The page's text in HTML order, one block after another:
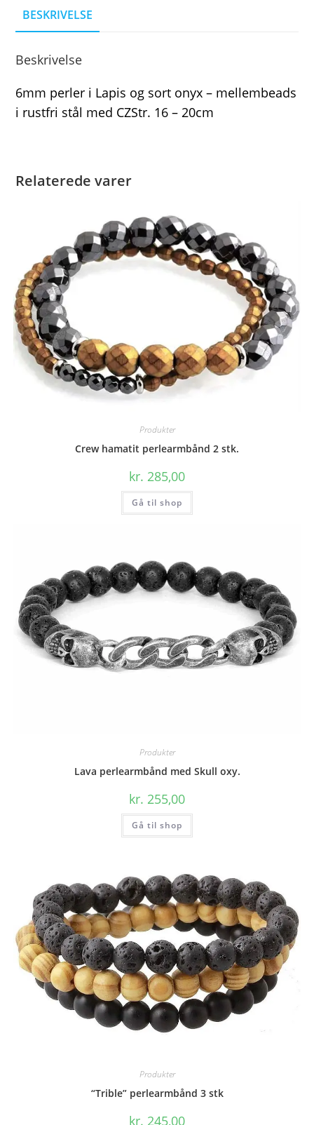
BESKRIVELSE
Beskrivelse
6mm perler i Lapis og sort onyx – mellembeads
i rustfri stål med CZStr. 16 – 20cm
Relaterede varer
Produkter
Crew hamatit perlearmbånd 2 stk.
kr. 285,00
Gå til shop
Produkter
Lava perlearmbånd med Skull oxy.
kr. 255,00
Gå til shop
Produkter
“Trible” perlearmbånd 3 stk
kr. 245,00